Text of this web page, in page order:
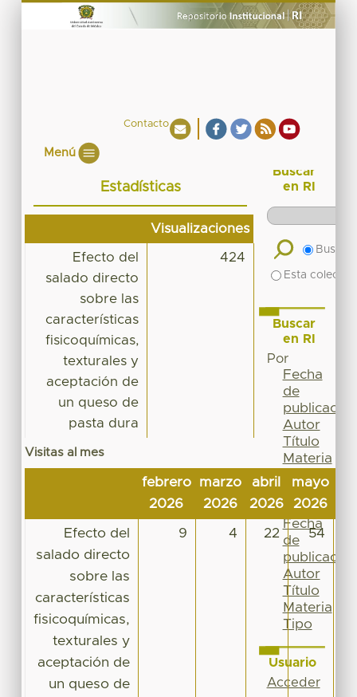
Contacto
Menú
Estadísticas
Visualizaciones
Efecto del
salado directo
sobre las
características
fisicoquímicas,
texturales y
aceptación de
un queso de
pasta dura
424
Visitas al mes
febrero
2026
marzo
2026
abril
2026
mayo
2026
Efecto del
salado directo
sobre las
características
fisicoquímicas,
texturales y
aceptación de
un queso de
9 4 22 54
Buscar
en RI
Buscar
Esta
Buscar
en RI
Por
Fecha
de
publicación
Autor
Título
Materia
Tipo
colección
Fecha
de
publicación
Autor
Título
Materia
Tipo
Usuario
Acceder